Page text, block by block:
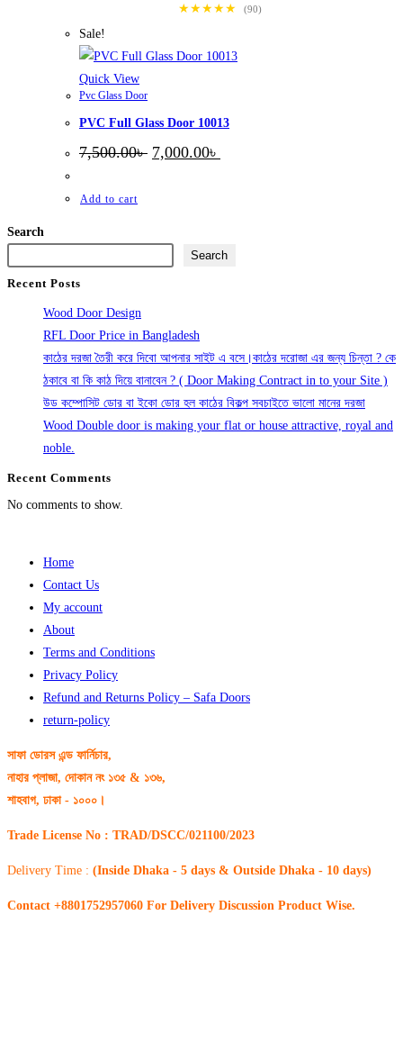
★★★★★
(90)
Sale!
Quick View
Pvc Glass Door
PVC Full Glass Door 10013
7,500.00৳ Original
price
7,000.00৳
Add to cart
Search
Search
Recent Posts
Wood Door Design
RFL Door Price in Bangladesh
কাঠের দরজা তৈরী করে দিবো আপনার সাইট এ বসে।কাঠের দরোজা এর জন্য চিন্তা ? কে
ঠকাবে বা কি কাঠ দিয়ে বানাবেন ? ( Door Making Contract in to your Site )
উড কম্পোসিট ডোর বা ইকো ডোর হল কাঠের বিকল্প সবচাইতে ভালো মানের দরজা
Wood Double door is making your flat or house attractive, royal and
noble.
Recent Comments
No comments to show.
Home
Contact Us
My account
About
Terms and Conditions
Privacy Policy
Refund and Returns Policy – Safa Doors
return-policy
সাফা ডোরস এন্ড ফার্নিচার,
নাহার প্লাজা, দোকান নং ১৩৫ & ১৩৬,
শাহবাগ, ঢাকা - ১০০০।
Trade License No : TRAD/DSCC/021100/2023
Delivery Time : (Inside Dhaka - 5 days & Outside Dhaka - 10 days)
Contact +8801752957060 For Delivery Discussion Product Wise.